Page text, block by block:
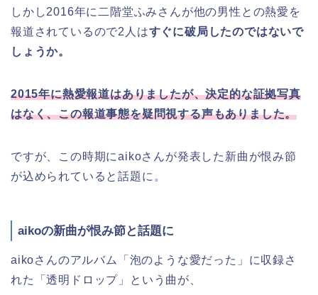
しかし2016年に二階堂ふみさんが他の男性との熱愛を
報道されているので2人はすぐに破局したのではないで
しょうか。
2015年に熱愛報道はありましたが、決定的な証拠写真
はなく、この報道事態を疑問視する声もありました。
ですが、この時期にaikoさんが発表した新曲が恨み節
が込められていると話題に。
aikoの新曲が恨み節と話題に
aikoさんのアルバム「泡のような愛だった」に収録さ
れた「透明ドロップ」という曲が、